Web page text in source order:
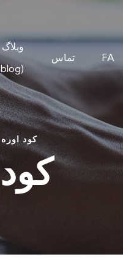
وبلاگ
تماس FA
کود